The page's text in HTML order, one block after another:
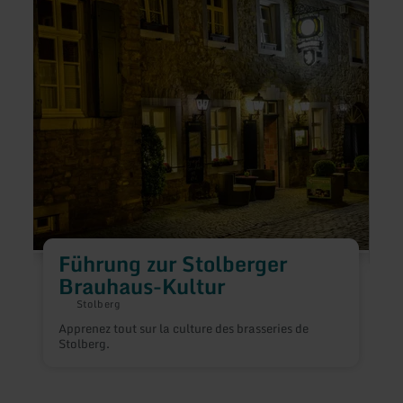
Führung zur Stolberger
Brauhaus-Kultur
Stolberg
Apprenez tout sur la culture des brasseries de
Stolberg.
sur
Stolberger
Brauhaus-
Kultur